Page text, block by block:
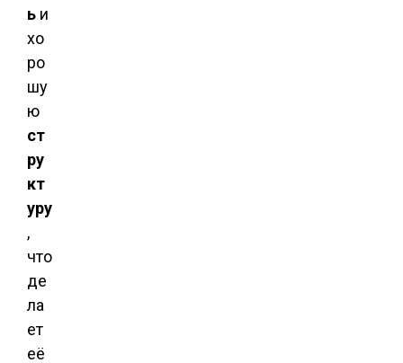
ь и
хо
ро
шу
ю
ст
ру
кт
уру
,
что
де
ла
ет
её